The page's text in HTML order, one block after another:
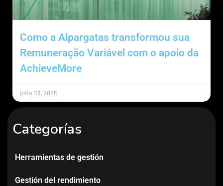
Como a Alpargatas transformou sua
Remuneração Variável com o apoio da
AchieveMore
julio 28, 2025
Categorías
Herramientas de gestión
Gestión del rendimiento